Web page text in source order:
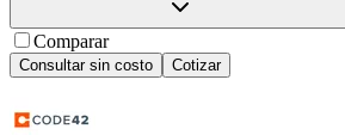
Comparar
Consultar sin costo Cotizar